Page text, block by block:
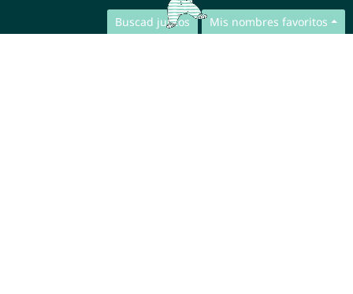
Buscad juntos Mis nombres favoritos